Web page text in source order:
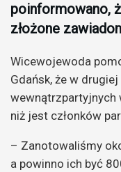
poinformowano,
złożone
Wicewojewoda
Gdańsk, że w
wewnątrzpartyjnych
niż jest członków
– Zanotowaliśmy
a powinno ich być